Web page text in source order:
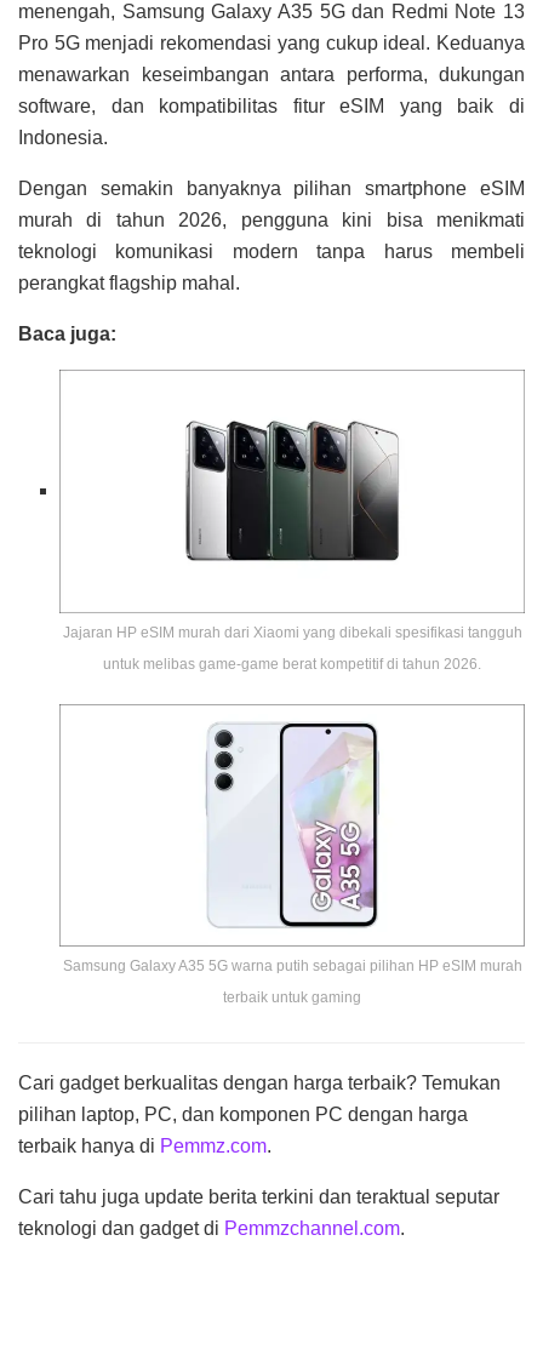
menengah, Samsung Galaxy A35 5G dan Redmi Note 13
Pro 5G menjadi rekomendasi yang cukup ideal. Keduanya
menawarkan keseimbangan antara performa, dukungan
software, dan kompatibilitas fitur eSIM yang baik di
Indonesia.
Dengan semakin banyaknya pilihan smartphone eSIM
murah di tahun 2026, pengguna kini bisa menikmati
teknologi komunikasi modern tanpa harus membeli
perangkat flagship mahal.
Baca juga:
Jajaran HP eSIM murah dari Xiaomi yang dibekali spesifikasi tangguh
untuk melibas game-game berat kompetitif di tahun 2026.
Samsung Galaxy A35 5G warna putih sebagai pilihan HP eSIM murah
terbaik untuk gaming
Cari gadget berkualitas dengan harga terbaik? Temukan
pilihan laptop, PC, dan komponen PC dengan harga
terbaik hanya di Pemmz.com.
Cari tahu juga update berita terkini dan teraktual seputar
teknologi dan gadget di Pemmzchannel.com.